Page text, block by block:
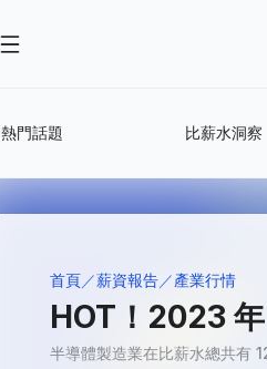
熱門話題 比薪水洞察
首頁 薪資報告 產業行情
HOT！2023 年
半導體製造業在比薪水總共有